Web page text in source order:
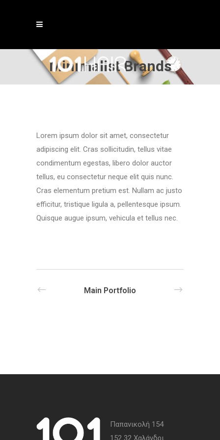
Minimalist Brands
Lorem ipsum dolor sit amet, consectetur
adipiscing elit. Cras sollicitudin, tellus vitae
condimentum egestas, libero dolor auctor
tellus, eu consectetur neque elit quis nunc.
Cras elementum pretium est. Nullam ac justo
efficitur, tristique ligula a, pellentesque ipsum.
Quisque augue ipsum, vehicula et tellus nec.
Main Portfolio
Παπανικολή 154
152 32 Χαλάνδρι